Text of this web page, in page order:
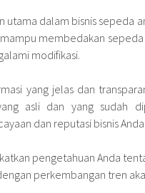
utama dalam bisnis sepeda
membedakan
modifikasi.
yang jelas dan
asli dan yang sudah
dan reputasi bisnis Anda.
pengetahuan Anda
perkembangan tren